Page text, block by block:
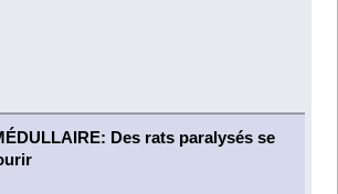
Des rats paralysés se